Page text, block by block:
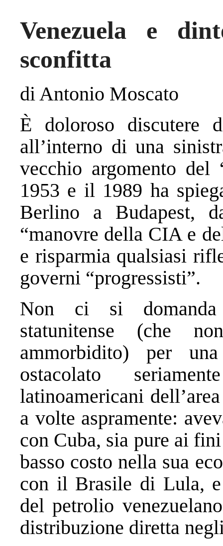
Venezuela e
sconfitta
di Antonio Moscato
È doloroso discutere
all’interno di una
vecchio argomento
1953 e il 1989 ha
Berlino a Budapest,
“manovre della CIA e
e risparmia qualsiasi
governi “progressisti”.
Non ci si domanda
statunitense (che
ammorbidito) per
ostacolato
latinoamericani
a volte aspramente:
con Cuba, sia pure ai
basso costo nella sua
con il Brasile di Lula, e
del petrolio
distribuzione diretta